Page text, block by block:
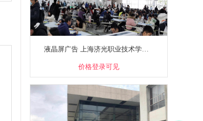
价格登录可见